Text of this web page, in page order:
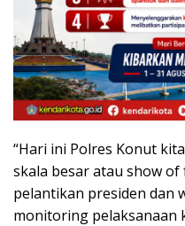
“Hari ini Polres Konut
skala besar atau show
pelantikan presiden dan
monitoring pelaksanaan